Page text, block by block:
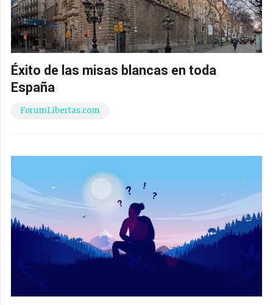
Éxito de las misas blancas en toda
España
ForumLibertas.com